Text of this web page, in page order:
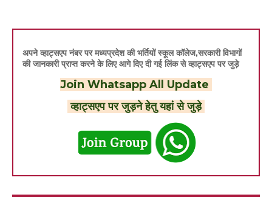
अपने व्हाट्सएप नंबर पर मध्यप्रदेश की भर्तियों स्कूल कॉलेज,सरकारी विभागों
की जानकारी प्राप्त करने के लिए आगे दिए दी गई लिंक से व्हाट्सएप पर जुड़े
Join Whatsapp All Update
व्हाट्सएप पर जुड़ने हेतु यहां से जुड़े